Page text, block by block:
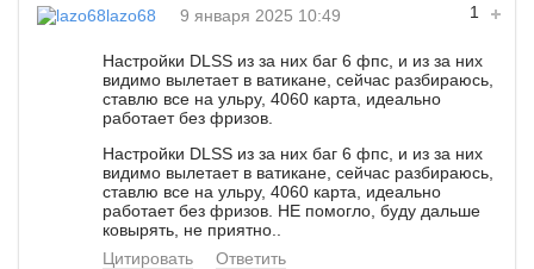
1
lazo68 9 января 2025 10:49
Настройки DLSS из за них баг 6 фпс, и из за них
видимо вылетает в ватикане, сейчас разбираюсь,
ставлю все на ульру, 4060 карта, идеально
работает без фризов.
Настройки DLSS из за них баг 6 фпс, и из за них
видимо вылетает в ватикане, сейчас разбираюсь,
ставлю все на ульру, 4060 карта, идеально
работает без фризов. НЕ помогло, буду дальше
ковырять, не приятно..
Цитировать
Ответить